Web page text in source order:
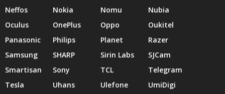
Neffos
Nokia Nomu
Nubia
Oculus
OnePlus Oppo
Oukitel
Panasonic
Philips Planet
Razer
Samsung
SHARP Sirin Labs
SJCam
Smartisan
Sony TCL
Telegram
Tesla
Uhans Ulefone
UmiDigi